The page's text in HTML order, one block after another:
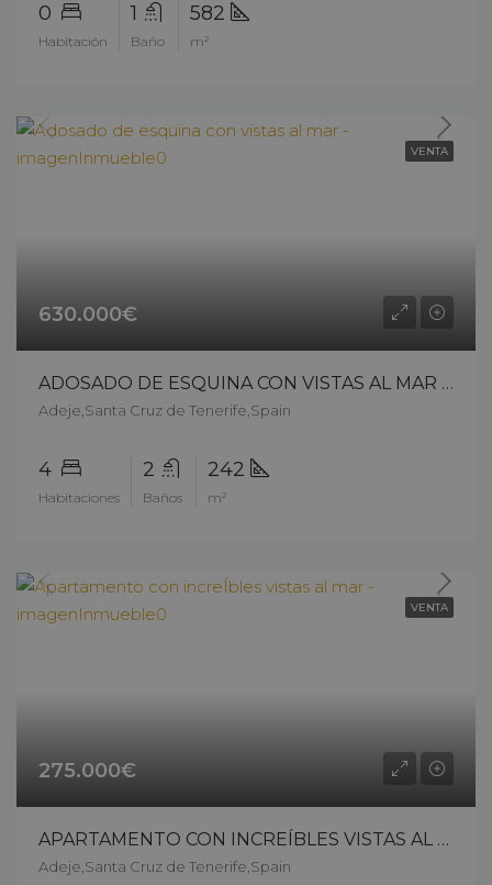
0
Habitación
1
Baño
582
m²
VENTA
630.000€
ADOSADO DE ESQUINA CON VISTAS AL MAR – 11711ck25
Adeje,Santa Cruz de Tenerife,Spain
4
Habitaciones
2
Baños
242
m²
VENTA
275.000€
APARTAMENTO CON INCREÍBLES VISTAS AL MAR – 11511ck25
Adeje,Santa Cruz de Tenerife,Spain